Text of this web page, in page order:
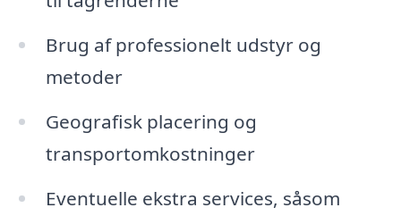
Brug af professionelt udstyr og
metoder
Geografisk placering og
transportomkostninger
Eventuelle ekstra services, såsom